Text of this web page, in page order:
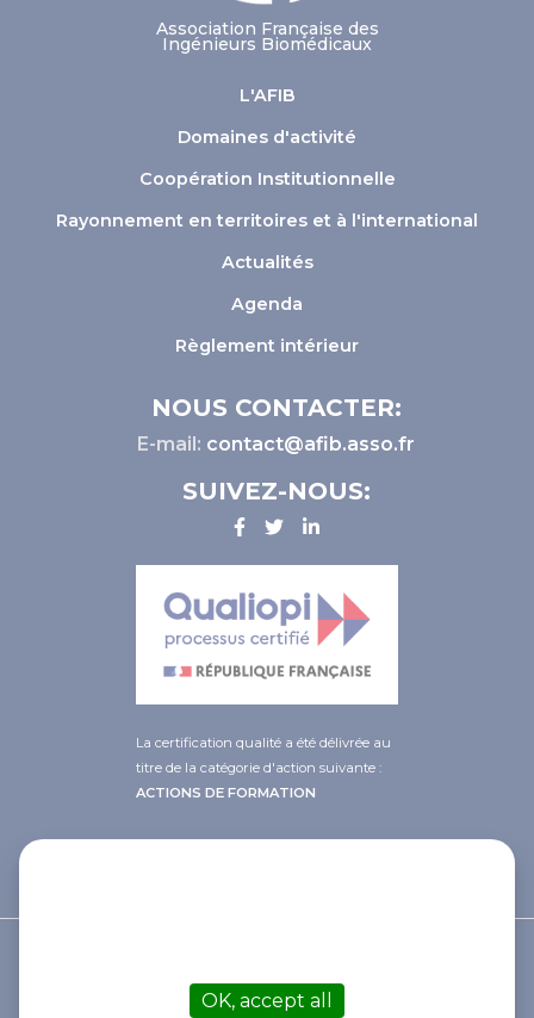
Association Française des
Ingénieurs Biomédicaux
L'AFIB
Domaines d'activité
Coopération Institutionnelle
Rayonnement en territoires et à l'international
Actualités
Agenda
Règlement intérieur
NOUS CONTACTER:
E-mail: contact@afib.asso.fr
SUIVEZ-NOUS:
La certification qualité a été délivrée au
titre de la catégorie d'action suivante :
ACTIONS DE FORMATION
OK, accept all